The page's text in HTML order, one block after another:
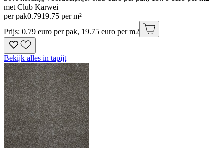
met Club Karwei
per pak0.7919.75 per m²
Prijs: 0.79 euro per pak, 19.75 euro per m2
Bekijk alles in tapijt